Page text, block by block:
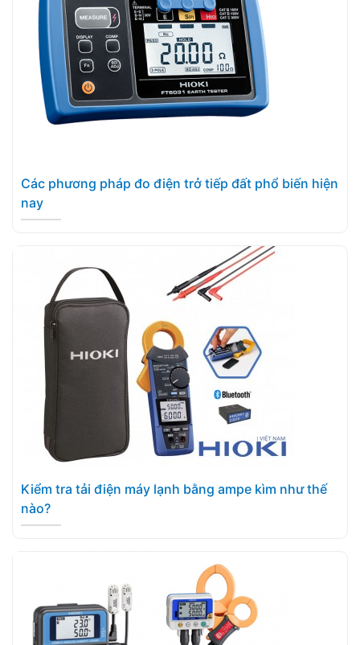
Các phương pháp đo điện trở tiếp đất phổ biến hiện
nay
Kiểm tra tải điện máy lạnh bằng ampe kìm như thế
nào?